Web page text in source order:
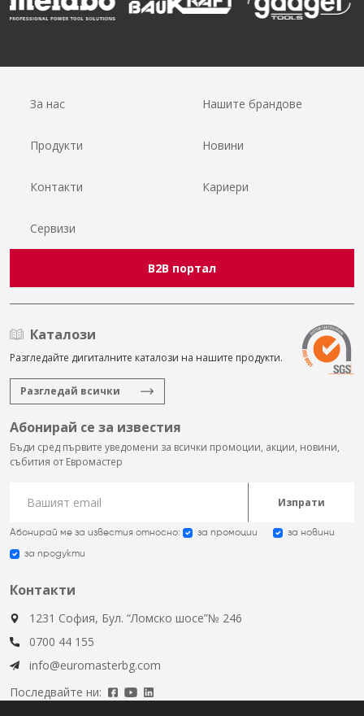
За нас Нашите брандове
Продукти Новини
Контакти Кариери
Сервизи
B2B портал
Каталози
Разгледайте дигиталните каталози на нашите продукти.
Разгледай всички
Абонирай се за известия
Бъди сред първите уведомени за всички промоции, акции, новини,
събития от Евромастер
Изпрати
Абонирай ме за известия относно: за промоции за новини
за продукти
Контакти
1231 София, Бул. “Ломско шосе”№ 246
0700 44 155
info@euromasterbg.com
Последвайте ни: